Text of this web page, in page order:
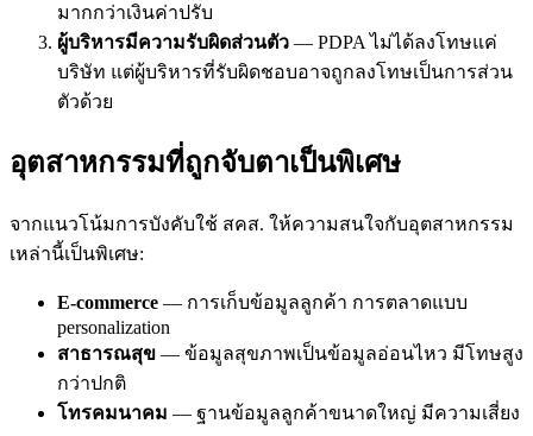
มากกว่าเงินค่าปรับ
ผู้บริหารมีความรับผิดส่วนตัว — PDPA ไม่ได้ลงโทษแค่
บริษัท แต่ผู้บริหารที่รับผิดชอบอาจถูกลงโทษเป็นการส่วน
ตัวด้วย
อุตสาหกรรมที่ถูกจับตาเป็นพิเศษ
จากแนวโน้มการบังคับใช้ สคส. ให้ความสนใจกับอุตสาหกรรม
เหล่านี้เป็นพิเศษ:
E-commerce — การเก็บข้อมูลลูกค้า การตลาดแบบ
personalization
สาธารณสุข — ข้อมูลสุขภาพเป็นข้อมูลอ่อนไหว มีโทษสูง
กว่าปกติ
โทรคมนาคม — ฐานข้อมูลลูกค้าขนาดใหญ่ มีความเสี่ยง